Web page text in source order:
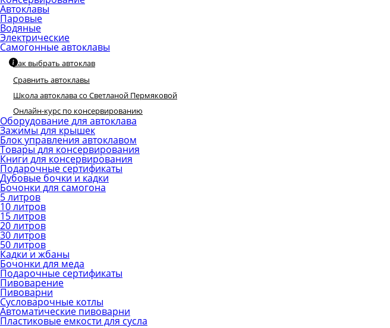
Автоклавы
Паровые
Водяные
Электрические
Самогонные автоклавы
Как выбрать автоклав
Сравнить автоклавы
Школа автоклава со Светланой Пермяковой
Онлайн-курс по консервированию
Оборудование для автоклава
Зажимы для крышек
Блок управления автоклавом
Товары для консервирования
Книги для консервирования
Подарочные сертификаты
Дубовые бочки и кадки
Бочонки для самогона
5 литров
10 литров
15 литров
20 литров
30 литров
50 литров
Кадки и жбаны
Бочонки для меда
Подарочные сертификаты
Пивоварение
Пивоварни
Сусловарочные котлы
Автоматические пивоварни
Пластиковые емкости для сусла